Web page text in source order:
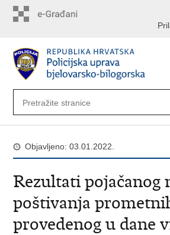
Objavljeno: 03.01.2022.
Rezultati pojačanog
poštivanja
provedenog u dane